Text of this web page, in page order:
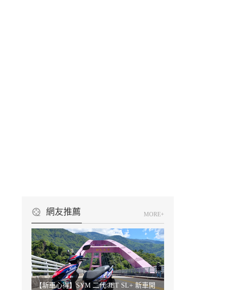
網友推薦 MORE+
【新車心得】SYM 二代 JET SL+ 新車開